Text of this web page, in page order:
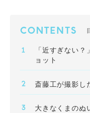
CONTENTS
「近すぎない
ョット
斎藤工が撮影し
大きなくまのぬ